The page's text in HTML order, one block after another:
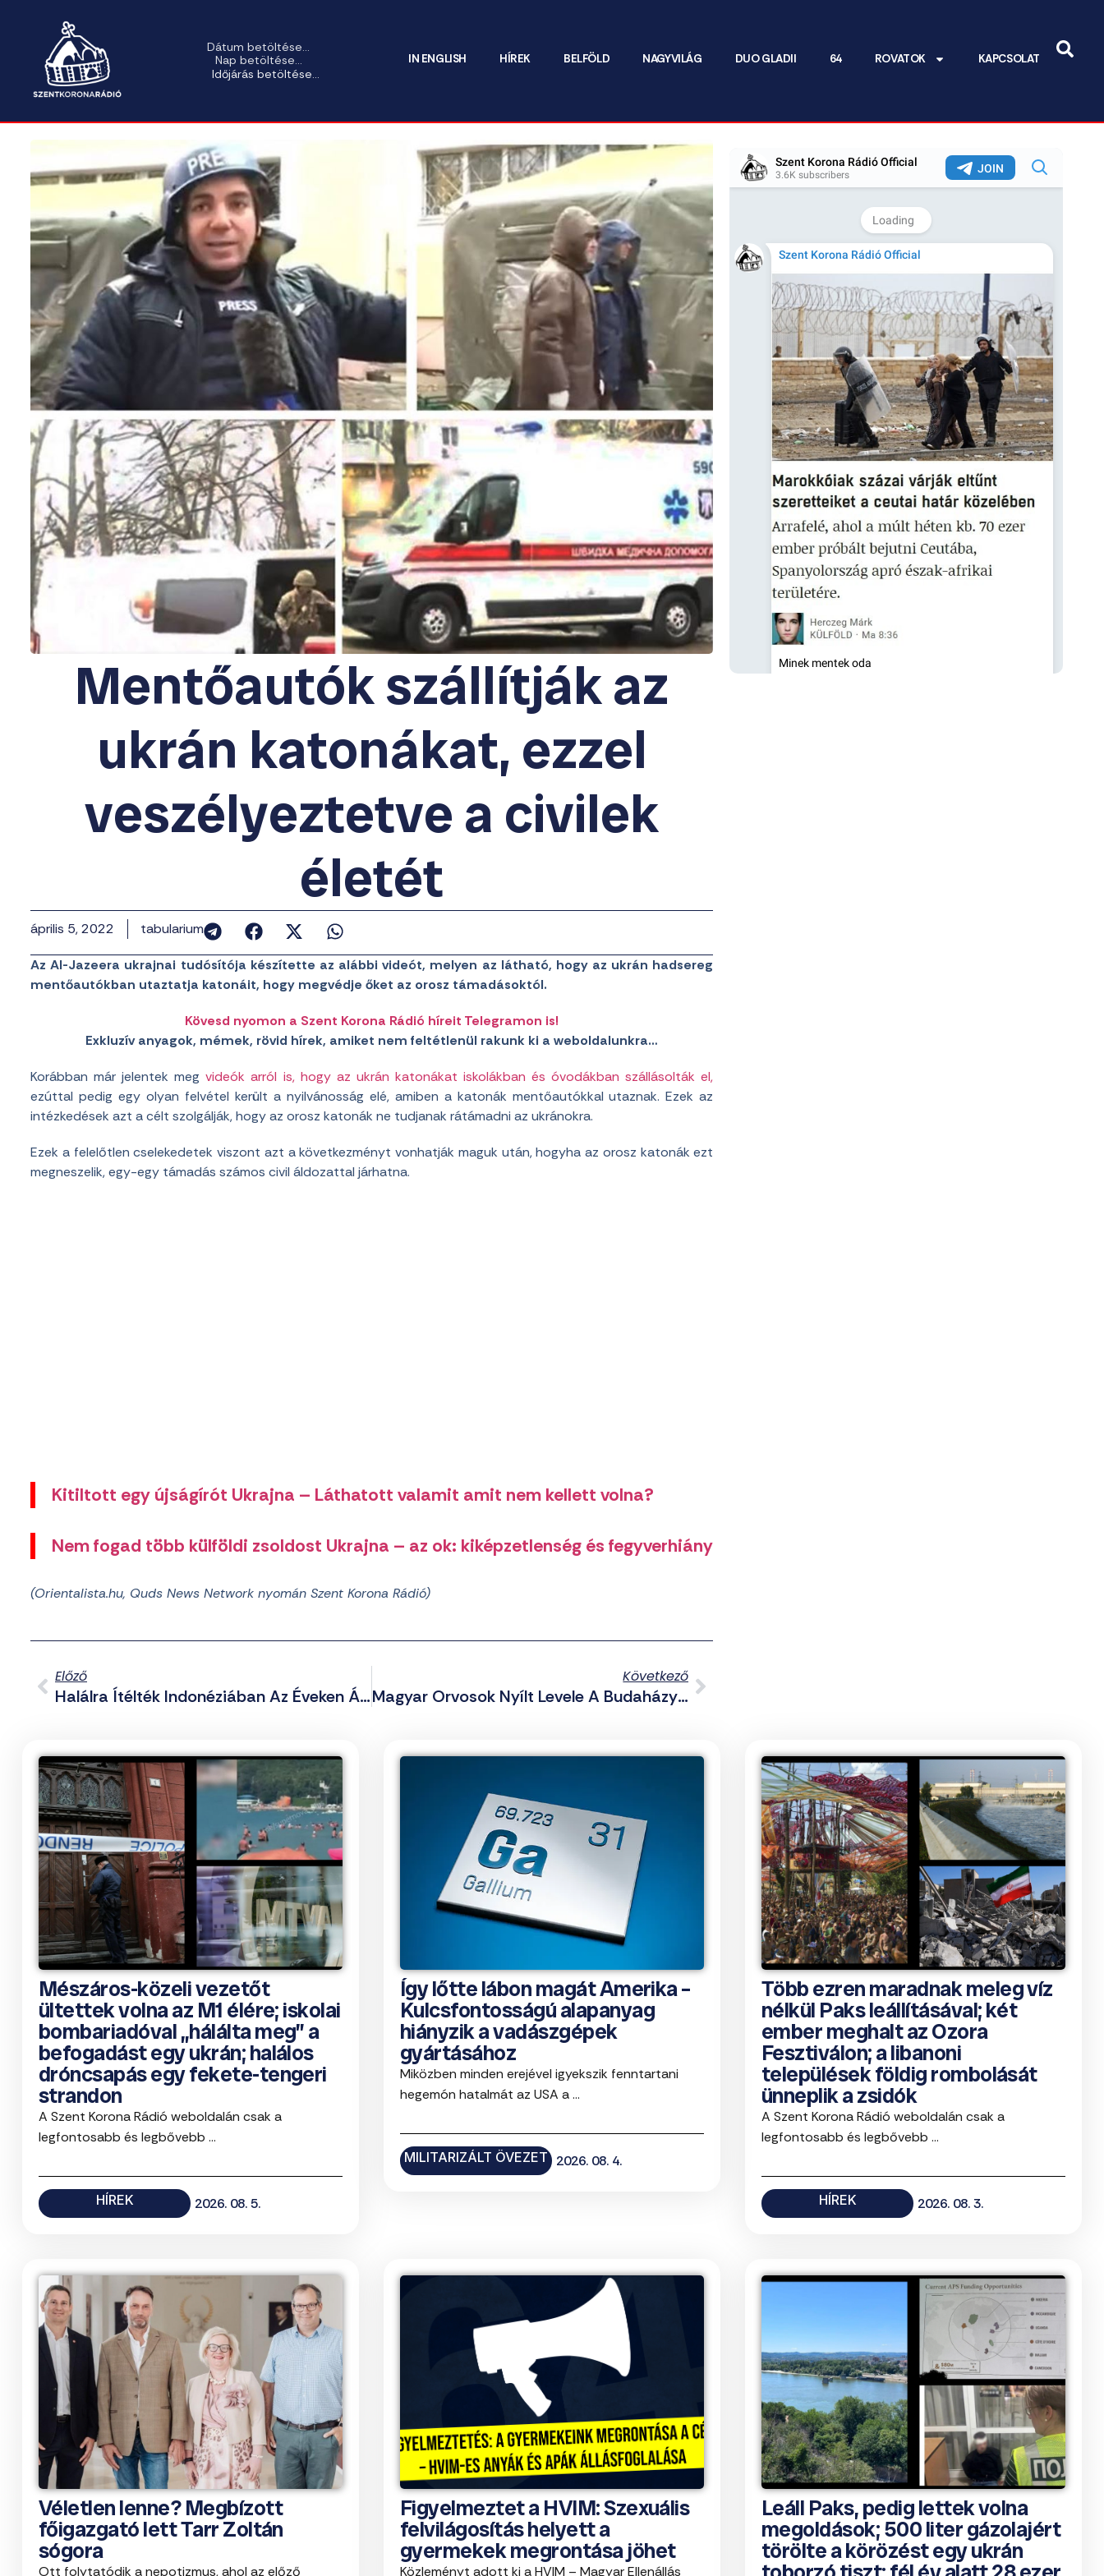
Dátum betöltése...
Nap betöltése...
Időjárás betöltése...
IN ENGLISH HÍREK BELFÖLD NAGYVILÁG DUO GLADII 64 ROVATOK KAPCSOLAT
Mentőautók szállítják az
ukrán katonákat, ezzel
veszélyeztetve a civilek
életét
április 5, 2022 tabularium
Az Al-Jazeera ukrajnai tudósítója készítette az alábbi videót, melyen az látható, hogy az ukrán hadsereg
mentőautókban utaztatja katonáit, hogy megvédje őket az orosz támadásoktól.
Kövesd nyomon a Szent Korona Rádió híreit Telegramon is!
Exkluzív anyagok, mémek, rövid hírek, amiket nem feltétlenül rakunk ki a weboldalunkra…
Korábban már jelentek megvideók arról is, hogy az ukrán katonákat iskolákban és óvodákban szállásolták el,
ezúttal pedig egy olyan felvétel került a nyilvánosság elé, amiben a katonák mentőautókkal utaznak. Ezek az
intézkedések azt a célt szolgálják, hogy az orosz katonák ne tudjanak rátámadni az ukránokra.
Ezek a felelőtlen cselekedetek viszont azt a következményt vonhatják maguk után, hogyha az orosz katonák ezt
megneszelik, egy-egy támadás számos civil áldozattal járhatna.
Kitiltott egy újságírót Ukrajna – Láthatott valamit amit nem kellett volna?
Nem fogad több külföldi zsoldost Ukrajna – az ok: kiképzetlenség és fegyverhiány
(Orientalista.hu, Quds News Network nyomán Szent Korona Rádió)
Előző
Halálra Ítélték Indonéziában Az Éveken Át Kislányokat Erőszakoló Tanárt
Következő
Magyar Orvosok Nyílt Levele A Budaházy-Ügy Kapcsán
Mészáros-közeli vezetőt
ültettek volna az M1 élére; iskolai
bombariadóval „hálálta meg” a
befogadást egy ukrán; halálos
dróncsapás egy fekete-tengeri
strandon
A Szent Korona Rádió weboldalán csak a
legfontosabb és legbővebb ...
HÍREK 2026. 08. 5.
Így lőtte lábon magát Amerika –
Kulcsfontosságú alapanyag
hiányzik a vadászgépek
gyártásához
Miközben minden erejével igyekszik fenntartani
hegemón hatalmát az USA a ...
MILITARIZÁLT ÖVEZET 2026. 08. 4.
Több ezren maradnak meleg víz
nélkül Paks leállításával; két
ember meghalt az Ozora
Fesztiválon; a libanoni
települések földig rombolását
ünneplik a zsidók
A Szent Korona Rádió weboldalán csak a
legfontosabb és legbővebb ...
HÍREK 2026. 08. 3.
Véletlen lenne? Megbízott
főigazgató lett Tarr Zoltán
sógora
Ott folytatódik a nepotizmus, ahol az előző
Figyelmeztet a HVIM: Szexuális
felvilágosítás helyett a
gyermekek megrontása jöhet
Közleményt adott ki a HVIM – Magyar Ellenállás
Leáll Paks, pedig lettek volna
megoldások; 500 liter gázolajért
törölte a körözést egy ukrán